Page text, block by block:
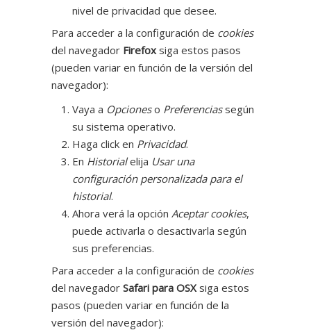
nivel de privacidad que desee.
Para acceder a la configuración de cookies
del navegador Firefoxsiga estos pasos
(pueden variar en función de la versión del
navegador):
Vaya a Opcioneso Preferenciassegún
su sistema operativo.
Haga click en Privacidad.
En Historialelija Usar una
configuración personalizada para el
historial.
Ahora verá la opción Aceptar cookies,
puede activarla o desactivarla según
sus preferencias.
Para acceder a la configuración de cookies
del navegador Safari para OSXsiga estos
pasos (pueden variar en función de la
versión del navegador):